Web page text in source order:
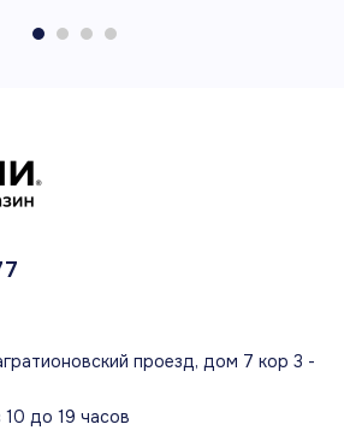
С GARMIN CONNECT НА
МУЗЫКИ
проезд, дом 7 кор 3 -
до 19 часов